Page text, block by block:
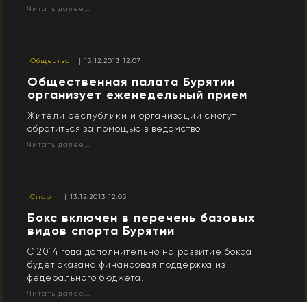
Читать далее...
Общество | 13.12.2013 12:07
Общественная палата Бурятии
организует еженедельный прием
Жители республики и организации смогут
обратиться за помощью в ведомство.
Читать далее...
Спорт | 13.12.2013 12:03
Бокс включен в перечень базовых
видов спорта Бурятии
С 2014 года дополнительно на развитие бокса
будет оказана финансовая поддержка из
федерального бюджета.
Читать далее...